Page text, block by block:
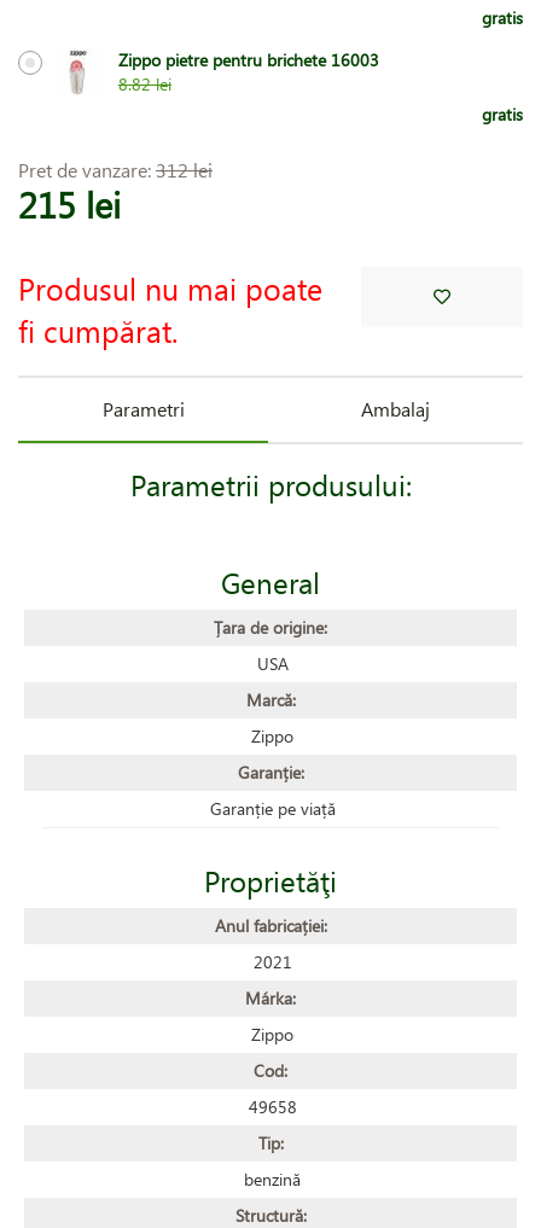
gratis
Zippo pietre pentru brichete 16003
8.82 lei
gratis
Pret de vanzare:312 lei
215 lei
Produsul nu mai poate
fi cumpărat.
Parametri Ambalaj
Parametrii produsului:
General
Țara de origine:
USA
Marcă:
Zippo
Garanție:
Garanție pe viață
Proprietăţi
Anul fabricației:
2021
Márka:
Zippo
Cod:
49658
Tip:
benzină
Structură: